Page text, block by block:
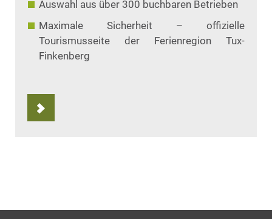
Auswahl aus über 300 buchbaren Betrieben
Maximale Sicherheit – offizielle
Tourismusseite der Ferienregion Tux-
Finkenberg